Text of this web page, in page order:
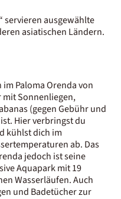
servieren ausgewählte
asiatischen Ländern.
Paloma Orenda von
Sonnenliegen,
(gegen Gebühr und
Hier verbringst du
kühlst dich im
ab. Das
jedoch ist seine
Aquapark mit 19
Wasserläufen. Auch
und Badetücher zur